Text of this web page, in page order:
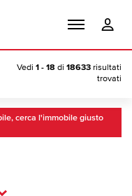
Vedi 1 - 18 di 18633 risultati
trovati
cerca l'immobile giusto